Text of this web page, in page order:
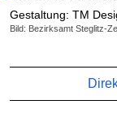
Gestaltung: TM
Bild: Bezirksamt Steglitz-